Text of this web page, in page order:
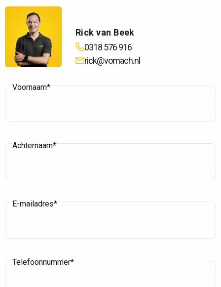
Rick van Beek
0318 576 916
rick@vomach.nl
Voornaam*
Achternaam*
E-mailadres*
Telefoonnummer*